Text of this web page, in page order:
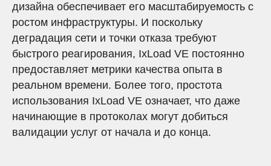
дизайна обеспечивает его масштабируемость с
ростом инфраструктуры. И поскольку
деградация сети и точки отказа требуют
быстрого реагирования, IxLoad VE постоянно
предоставляет метрики качества опыта в
реальном времени. Более того, простота
использования IxLoad VE означает, что даже
начинающие в протоколах могут добиться
валидации услуг от начала и до конца.